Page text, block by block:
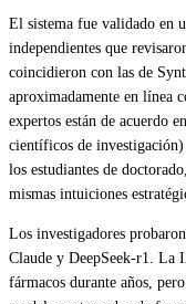
El sistema fue validado en
independientes que
coincidieron con las de
aproximadamente en línea
expertos están de acuerdo
científicos de
los estudiantes de
mismas intuiciones
Los investigadores
Claude y DeepSeek-r1. La
fármacos durante años,